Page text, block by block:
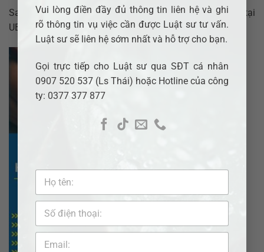
Vui lòng điền đầy đủ thông tin liên hệ và ghi
rõ thông tin vụ việc cần được Luật sư tư vấn.
Luật sư sẽ liên hệ sớm nhất và hỗ trợ cho bạn.
Gọi trực tiếp cho Luật sư qua SĐT cá nhân
0907 520 537 (Ls Thái) hoặc Hotline của công
ty: 0377 377 877
Sau khi được thông báo kết quả, hai bên cần có mặt tại
UBND để ký và nhậnGiấy chứng nhận kết hôn.